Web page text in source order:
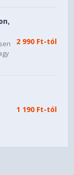
2 990 Ft-tól
1 190 Ft-tól